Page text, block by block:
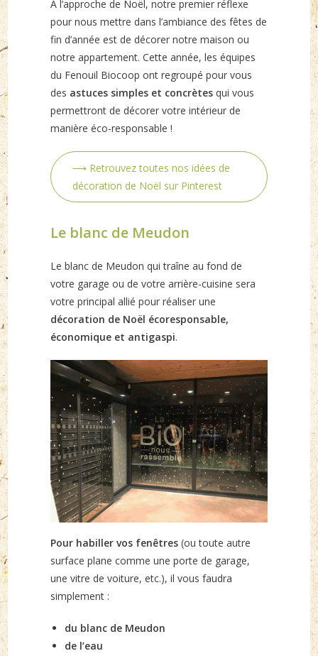
À l’approche de Noël, notre premier réflexe
pour nous mettre dans l’ambiance des fêtes de
fin d’année est de décorer notre maison ou
notre appartement. Cette année, les équipes
du Fenouil Biocoop ont regroupé pour vous
des astuces simples et concrètes qui vous
permettront de décorer votre intérieur de
manière éco-responsable !
⟶ Retrouvez toutes nos idées de
décoration de Noël sur Pinterest
Le blanc de Meudon
Le blanc de Meudon qui traîne au fond de
votre garage ou de votre arrière-cuisine sera
votre principal allié pour réaliser une
décoration de Noël écoresponsable,
économique et antigaspi.
Pour habiller vos fenêtres(ou toute autre
surface plane comme une porte de garage,
une vitre de voiture, etc.), il vous faudra
simplement :
du blanc de Meudon
de l’eau